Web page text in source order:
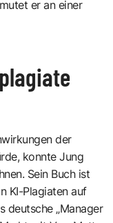
er an einer
der
konnte Jung
Sein Buch ist
KI-Plagiaten auf
deutsche „Manager